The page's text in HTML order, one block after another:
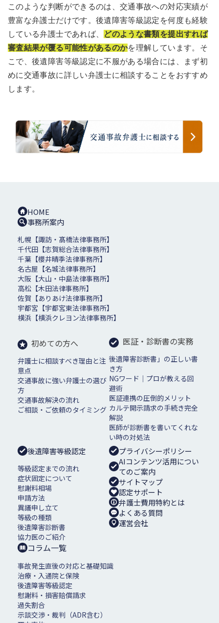
このような判断ができるのは、交通事故への対応実績が
豊富な弁護士だけです。後遺障害等級認定を何度も経験
している弁護士であれば、 どのような書類を提出すれば
審査結果が覆る可能性があるのかを理解しています。そ
こで、後遺障害等級認定に不服がある場合には、まず初
めに交通事故に詳しい弁護士に相談することをおすすめ
します。
HOME
事務所案内
札幌【諏訪・髙橋法律事務所】
千代田【志賀総合法律事務所】
千葉【櫻井晴季法律事務所】
名古屋【名城法律事務所】
大阪【大山・中島法律事務所】
高松【木田法律事務所】
佐賀【ありあけ法律事務所】
宇都宮【宇都宮東法律事務所】
横浜【横浜クレヨン法律事務所】
初めての方へ
弁護士に相談すべき理由と注
意点
交通事故に強い弁護士の選び
方
交通事故解決の流れ
ご相談・ご依頼のタイミング
医証・診断書の実務
後遺障害診断書」の正しい書
き方
NGワード｜プロが教える回
避術
医証連携の圧倒的メリット
カルテ開示請求の手続き完全
解説
医師が診断書を書いてくれな
い時の対処法
後遺障害等級認定
等級認定までの流れ
症状固定について
慰謝料相場
申請方法
異議申し立て
等級の種類
後遺障害診断書
協力医のご紹介
プライバシーポリシー
AIコンテンツ活用につい
てのご案内
サイトマップ
認定サポート
弁護士費用特約とは
よくある質問
運営会社
コラム一覧
事故発生直後の対応と基礎知識
治療・入通院と保険
後遺障害等級認定
慰謝料・損害賠償請求
過失割合
示談交渉・裁判（ADR含む）